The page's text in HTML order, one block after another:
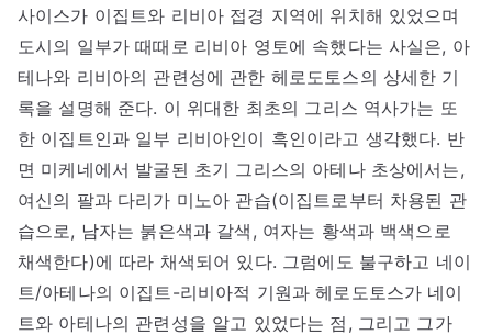
사이스가 이집트와 리비아 접경 지역에 위치해 있었으며
도시의 일부가 때때로 리비아 영토에 속했다는 사실은, 아
테나와 리비아의 관련성에 관한 헤로도토스의 상세한 기
록을 설명해 준다. 이 위대한 최초의 그리스 역사가는 또
한 이집트인과 일부 리비아인이 흑인이라고 생각했다. 반
면 미케네에서 발굴된 초기 그리스의 아테나 초상에서는,
여신의 팔과 다리가 미노아 관습(이집트로부터 차용된 관
습으로, 남자는 붉은색과 갈색, 여자는 황색과 백색으로
채색한다)에 따라 채색되어 있다. 그럼에도 불구하고 네이
트/아테나의 이집트-리비아적 기원과 헤로도토스가 네이
트와 아테나의 관련성을 알고 있었다는 점, 그리고 그가